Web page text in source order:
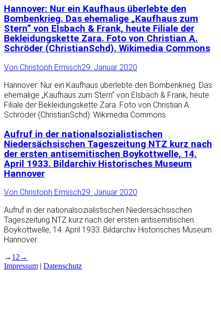
Hannover: Nur ein Kaufhaus überlebte den
Bombenkrieg. Das ehemalige „Kaufhaus zum
Stern“ von Elsbach & Frank, heute Filiale der
Bekleidungskette Zara. Foto von Christian A.
Schröder (ChristianSchd). Wikimedia Commons
Von Christoph Ermisch29. Januar 2020
Hannover: Nur ein Kaufhaus überlebte den Bombenkrieg. Das
ehemalige „Kaufhaus zum Stern“ von Elsbach & Frank, heute
Filiale der Bekleidungskette Zara. Foto von Christian A.
Schröder (ChristianSchd). Wikimedia Commons
Aufruf in der nationalsozialistischen
Niedersächsischen Tageszeitung NTZ kurz nach
der ersten antisemitischen Boykottwelle, 14.
April 1933. Bildarchiv Historisches Museum
Hannover
Von Christoph Ermisch29. Januar 2020
Aufruf in der nationalsozialistischen Niedersächsischen
Tageszeitung NTZ kurz nach der ersten antisemitischen
Boykottwelle, 14. April 1933. Bildarchiv Historisches Museum
Hannover
→ 1 2 →
Impressum | Datenschutz